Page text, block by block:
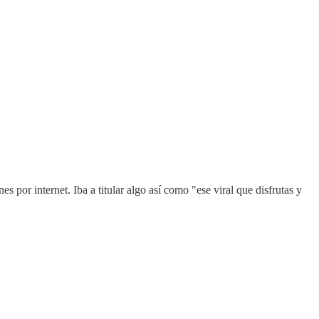
por internet. Iba a titular algo así como "ese viral que disfrutas y